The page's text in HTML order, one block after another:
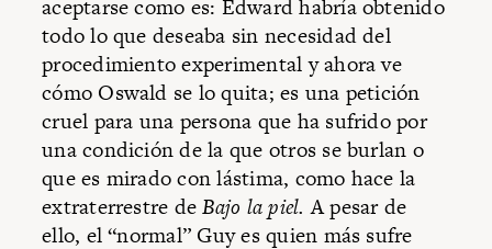
aceptarse como es: Edward habría obtenido
todo lo que deseaba sin necesidad del
procedimiento experimental y ahora ve
cómo Oswald se lo quita; es una petición
cruel para una persona que ha sufrido por
una condición de la que otros se burlan o
que es mirado con lástima, como hace la
extraterrestre deBajo la piel.A pesar de
ello, el “normal” Guy es quien más sufre